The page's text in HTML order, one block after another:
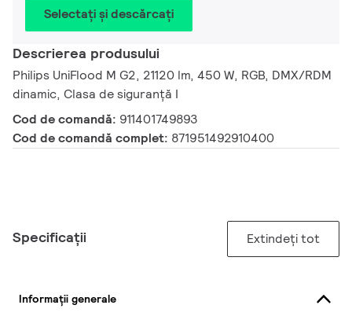
Selectați și descărcați
Descrierea produsului
Philips UniFlood M G2, 21120 lm, 450 W, RGB, DMX/RDM
dinamic, Clasa de siguranță I
Cod de comandă: 911401749893
Cod de comandă complet: 871951492910400
Specificații Extindeți tot
Informații generale